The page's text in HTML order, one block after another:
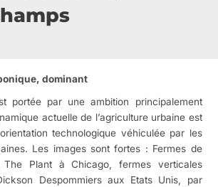
dominant
portée par une ambition principalement
actuelle de l’agriculture urbaine est
technologique véhiculée par les
Les images sont fortes : Fermes de
Plant à Chicago, fermes verticales
Despommiers aux Etats Unis, par